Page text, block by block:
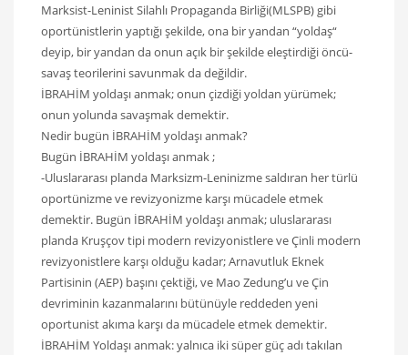
Marksist-Leninist Silahlı Propaganda Birliği(MLSPB) gibi
oportünistlerin yaptığı şekilde, ona bir yandan “yoldaş“
deyip, bir yandan da onun açık bir şekilde eleştirdiği öncü-
savaş teorilerini savunmak da değildir.
İBRAHİM yoldaşı anmak; onun çizdiği yoldan yürümek;
onun yolunda savaşmak demektir.
Nedir bugün İBRAHİM yoldaşı anmak?
Bugün İBRAHİM yoldaşı anmak ;
-Uluslararası planda Marksizm-Leninizme saldıran her türlü
oportünizme ve revizyonizme karşı mücadele etmek
demektir. Bugün İBRAHİM yoldaşı anmak; uluslararası
planda Kruşçov tipi modern revizyonistlere ve Çinli modern
revizyonistlere karşı olduğu kadar; Arnavutluk Eknek
Partisinin (AEP) başını çektiği, ve Mao Zedung’u ve Çin
devriminin kazanmalarını bütünüyle reddeden yeni
oportunist akıma karşı da mücadele etmek demektir.
İBRAHİM Yoldaşı anmak: yalnıca iki süper güç adı takılan